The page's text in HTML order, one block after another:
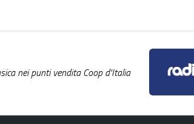
nei punti vendita Coop d'Italia